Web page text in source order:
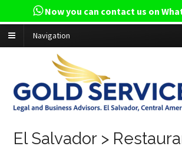
Navigation
El Salvador >
Now you can contact us on